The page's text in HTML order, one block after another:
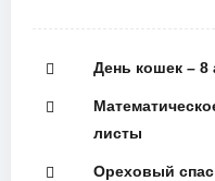
День кошек – 8
листы
Ореховый спас